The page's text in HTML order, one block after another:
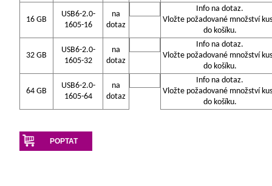
16 GB
USB6-2.0-
1605-16
na
dotaz
Info na dotaz.
Vložte požadované množství
do košíku.
32 GB
USB6-2.0-
1605-32
na
dotaz
Info na dotaz.
Vložte požadované množství
do košíku.
64 GB
USB6-2.0-
1605-64
na
dotaz
Info na dotaz.
Vložte požadované množství
do košíku.
POPTAT